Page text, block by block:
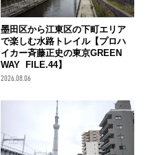
墨田区から江東区の下町エリア
で楽しむ水路トレイル【プロハ
イカー斉藤正史の東京GREEN
WAY FILE.44】
2026.08.06